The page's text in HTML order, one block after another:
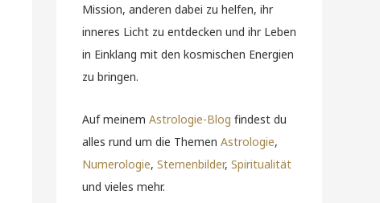
Mission, anderen dabei zu helfen, ihr
inneres Licht zu entdecken und ihr Leben
in Einklang mit den kosmischen Energien
zu bringen.
Auf meinem Astrologie-Blog findest du
alles rund um die Themen Astrologie,
Numerologie, Sternenbilder, Spiritualität
und vieles mehr.